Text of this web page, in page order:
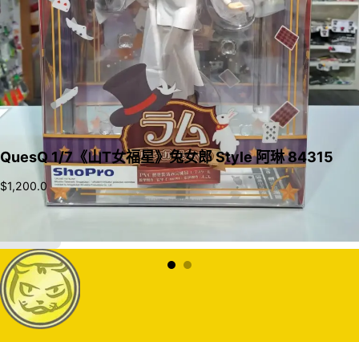
QuesQ 1/7《山T女福星》兔女郎 Style 阿琳 84315
$1,200.0